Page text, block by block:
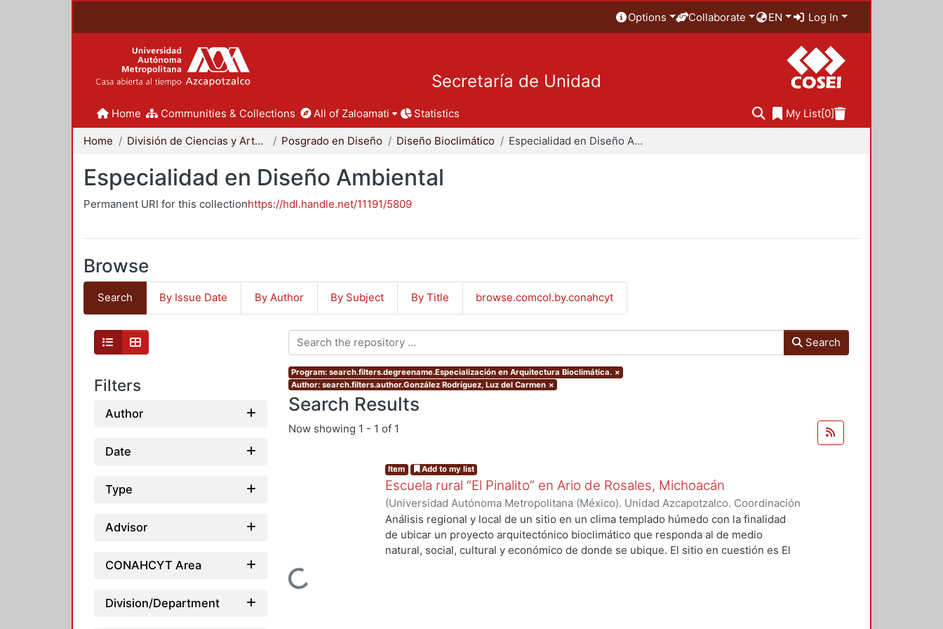
Options Collaborate EN Log In
Secretaría de Unidad
Home Communities & Collections All of Zaloamati Statistics My List[0]
Home División de Ciencias y Artes para el Diseño Posgrado en Diseño Diseño Bioclimático Especialidad en Diseño Ambiental
Especialidad en Diseño Ambiental
Permanent URI for this collectionhttps://hdl.handle.net/11191/5809
Browse
Search By Issue Date By Author By Subject By Title browse.comcol.by.conahcyt
Filters
Author
Date
Type
Advisor
CONAHCYT Area
Division/Department
Search
Program: search.filters.degreename.Especialización en Arquitectura Bioclimática. ×
Author: search.filters.author.González Rodríguez, Luz del Carmen ×
Search Results
Now showing 1 - 1 of 1
Loading...
Item Add to my list
Escuela rural “El Pinalito” en Ario de Rosales, Michoacán
(Universidad Autónoma Metropolitana (México). Unidad Azcapotzalco. Coordinación
de Servicios de Información., 2006-07 )González Rodríguez, Luz del Carmen
Análisis regional y local de un sitio en un clima templado húmedo con la finalidad
de ubicar un proyecto arquitectónico bioclimático que responda al de medio
natural, social, cultural y económico de donde se ubique. El sitio en cuestión es El